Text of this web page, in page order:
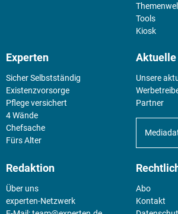
Tools
Kiosk
Experten
Sicher Selbstständig
Existenz­vorsorge
Pflege versichert
4 Wände
Chefsache
Fürs Alter
Unsere
Partner
Redaktion
Über uns
experten-Netzwerk
Abo
Kontakt